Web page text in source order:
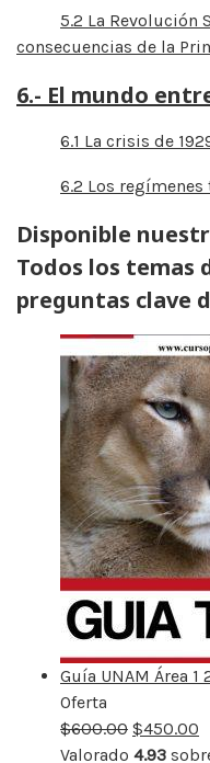
5.2 La Revolución
consecuencias de la
6.- El mundo
6.1 La crisis de
6.2 Los
Disponible
Todos los temas
preguntas clave
Guía UNAM Área 1
Oferta
rebajado
$600.00 $450.00
Valorado 4.93